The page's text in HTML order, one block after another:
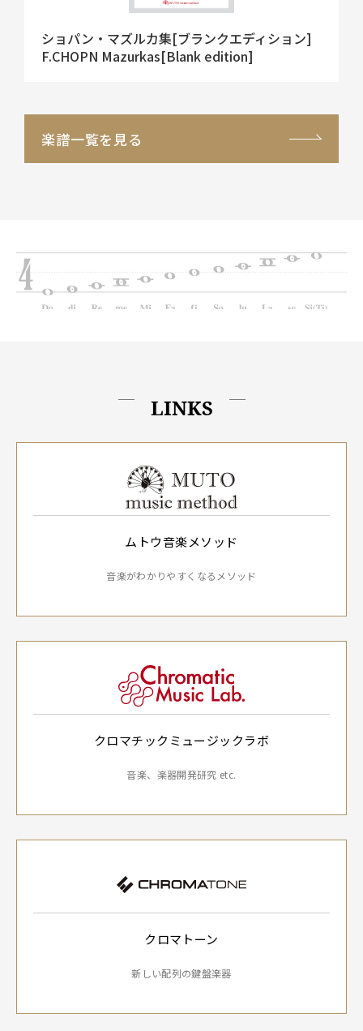
ショパン・マズルカ集[ブランクエディション]
F.CHOPN Mazurkas[Blank edition]
楽譜一覧を見る
LINKS
ムトウ音楽メソッド
音楽がわかりやすくなるメソッド
クロマチックミュージックラボ
音楽、楽器開発研究 etc.
クロマトーン
新しい配列の鍵盤楽器